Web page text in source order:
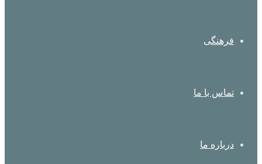
فرهنگی
تماس با ما
درباره ما